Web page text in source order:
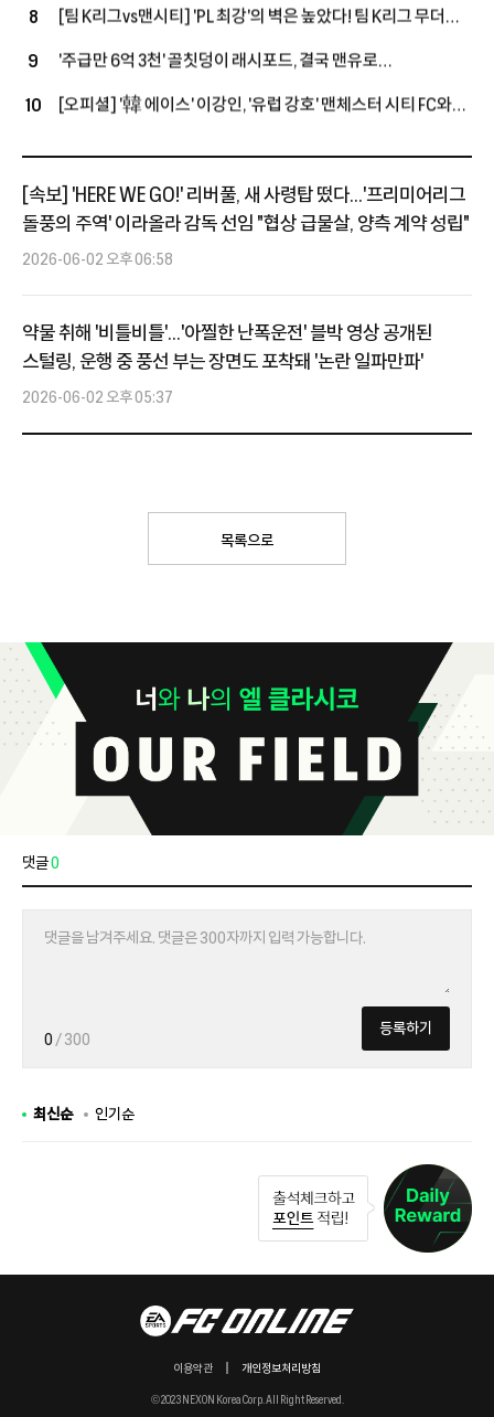
8
[팀 K리그vs맨시티] 'PL 최강'의 벽은 높았다! 팀 K리그 무더위
속 투혼에도 맨시티에 1-3 패배
9
'주급만 6억 3천' 골칫덩이 래시포드, 결국 맨유로
돌아온다…'옛 동료→현 감독' 캐릭, 마지막 기회 줄까
10
[오피셜] '韓 에이스' 이강인, '유럽 강호' 맨체스터 시티 FC와
[속보] 'HERE WE GO!' 리버풀, 새 사령탑 떴다...'프리미어리그
돌풍의 주역' 이라올라 감독 선임 "협상 급물살, 양측 계약 성립"
2026-06-02 오후 06:58
약물 취해 '비틀비틀'...'아찔한 난폭운전' 블박 영상 공개된
스털링, 운행 중 풍선 부는 장면도 포착돼 '논란 일파만파'
2026-06-02 오후 05:37
목록으로
댓글0
0/ 300
등록하기
최신순 인기순
이용약관 개인정보처리방침
© 2023 NEXON Korea Corp. All Right Reserved.